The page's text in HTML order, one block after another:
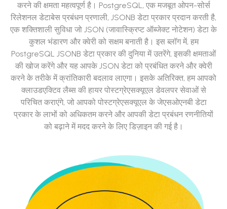
करने की क्षमता महत्वपूर्ण है। PostgreSQL, एक मजबूत ओपन-सोर्स
रिलेशनल डेटाबेस प्रबंधन प्रणाली, JSONB डेटा प्रकार प्रदान करती है,
एक शक्तिशाली सुविधा जो JSON (जावास्क्रिप्ट ऑब्जेक्ट नोटेशन) डेटा के
कुशल भंडारण और क्वेरी को सक्षम बनाती है। इस ब्लॉग में, हम
PostgreSQL JSONB डेटा प्रकार की दुनिया में उतरेंगे, इसकी क्षमताओं
की खोज करेंगे और यह आपके JSON डेटा को प्रबंधित करने और क्वेरी
करने के तरीके में क्रांतिकारी बदलाव लाएगा। इसके अतिरिक्त, हम आपको
क्लाउडएक्टिव लैब्स की हायर पोस्टग्रेएसक्यूएल डेवलपर सेवाओं से
परिचित कराएंगे, जो आपको पोस्टग्रेएसक्यूएल के जेएसओएनबी डेटा
प्रकार के लाभों को अधिकतम करने और आपकी डेटा प्रबंधन रणनीतियों
को बढ़ाने में मदद करने के लिए डिज़ाइन की गई है।